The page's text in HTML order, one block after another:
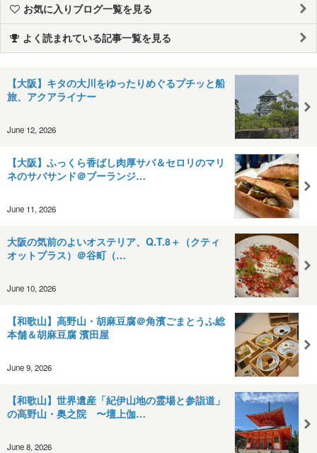
お気に入りブログ一覧を見る
よく読まれている記事一覧を見る
【大阪】キタの大川をゆったりめぐるプチッと船
旅、アクアライナー
June 12, 2026
【大阪】ふっくら香ばし肉厚サバ＆セロリのマリ
ネのサバサンド＠ブーランジ…
June 11, 2026
大阪の気前のよいオステリア、Q.T.8＋（クティ
オットプラス）＠谷町（…
June 10, 2026
【和歌山】高野山・胡麻豆腐＠角濱ごまとうふ総
本舗＆胡麻豆腐 濱田屋
June 9, 2026
【和歌山】世界遺産「紀伊山地の霊場と参詣道」
の高野山・奥之院 〜壇上伽…
June 8, 2026